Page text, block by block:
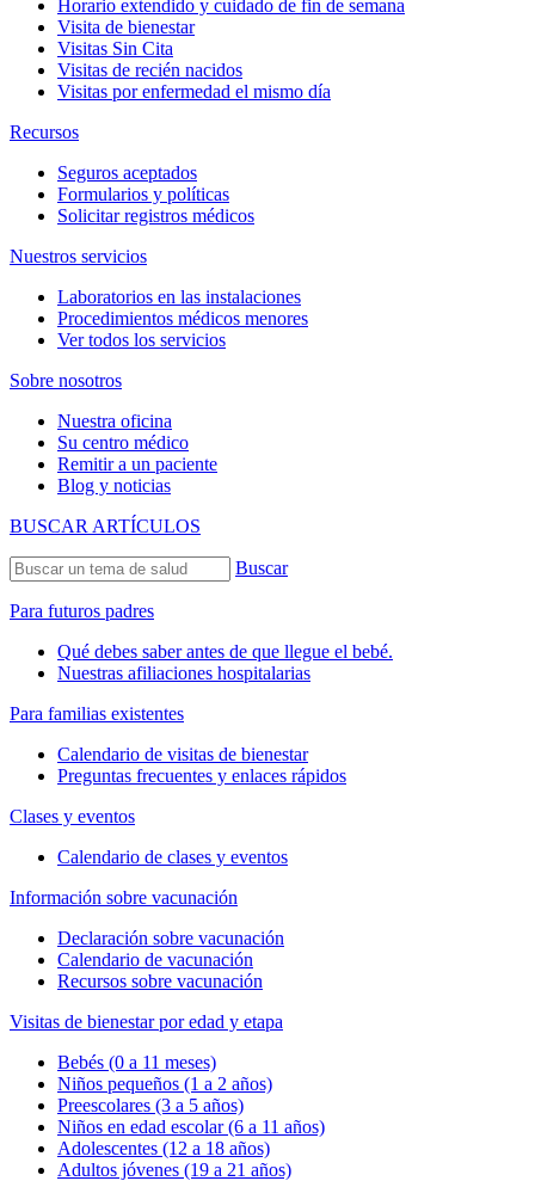
Horario extendido y cuidado de fin de semana
Visita de bienestar
Visitas Sin Cita
Visitas de recién nacidos
Visitas por enfermedad el mismo día
Recursos
Seguros aceptados
Formularios y políticas
Solicitar registros médicos
Nuestros servicios
Laboratorios en las instalaciones
Procedimientos médicos menores
Ver todos los servicios
Sobre nosotros
Nuestra oficina
Su centro médico
Remitir a un paciente
Blog y noticias
BUSCAR ARTÍCULOS
Buscar
Para futuros padres
Qué debes saber antes de que llegue el bebé.
Nuestras afiliaciones hospitalarias
Para familias existentes
Calendario de visitas de bienestar
Preguntas frecuentes y enlaces rápidos
Clases y eventos
Calendario de clases y eventos
Información sobre vacunación
Declaración sobre vacunación
Calendario de vacunación
Recursos sobre vacunación
Visitas de bienestar por edad y etapa
Bebés (0 a 11 meses)
Niños pequeños (1 a 2 años)
Preescolares (3 a 5 años)
Niños en edad escolar (6 a 11 años)
Adolescentes (12 a 18 años)
Adultos jóvenes (19 a 21 años)